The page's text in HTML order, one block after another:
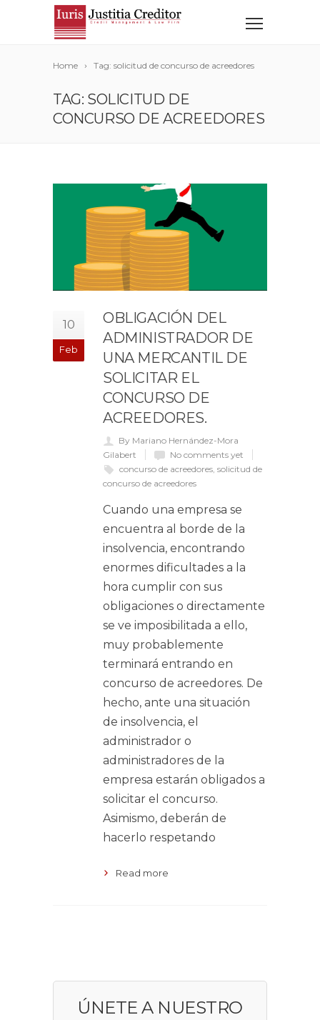
Home Tag: solicitud de concurso de acreedores
TAG: SOLICITUD DE
CONCURSO DE ACREEDORES
10
Feb
OBLIGACIÓN DEL
ADMINISTRADOR DE
UNA MERCANTIL DE
SOLICITAR EL
CONCURSO DE
ACREEDORES.
By Mariano Hernández-Mora
Gilabert
No comments yet
concurso de acreedores, solicitud de
concurso de acreedores
Cuando una empresa se
encuentra al borde de la
insolvencia, encontrando
enormes dificultades a la
hora cumplir con sus
obligaciones o directamente
se ve imposibilitada a ello,
muy probablemente
terminará entrando en
concurso de acreedores. De
hecho, ante una situación
de insolvencia, el
administrador o
administradores de la
empresa estarán obligados a
solicitar el concurso.
Asimismo, deberán de
hacerlo respetando
Read more
ÚNETE A NUESTRO